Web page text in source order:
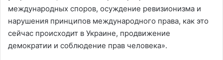
международных споров, осуждение ревизионизма и
нарушения принципов международного права, как это
сейчас происходит в Украине, продвижение
демократии и соблюдение прав человека».